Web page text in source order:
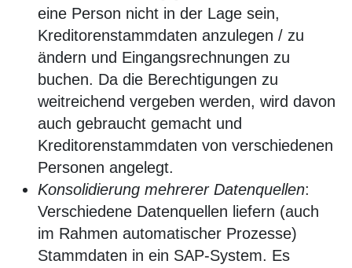
eine Person nicht in der Lage sein,
Kreditorenstammdaten anzulegen / zu
ändern und Eingangsrechnungen zu
buchen. Da die Berechtigungen zu
weitreichend vergeben werden, wird davon
auch gebraucht gemacht und
Kreditorenstammdaten von verschiedenen
Personen angelegt.
Konsolidierung mehrerer Datenquellen:
Verschiedene Datenquellen liefern (auch
im Rahmen automatischer Prozesse)
Stammdaten in ein SAP-System. Es